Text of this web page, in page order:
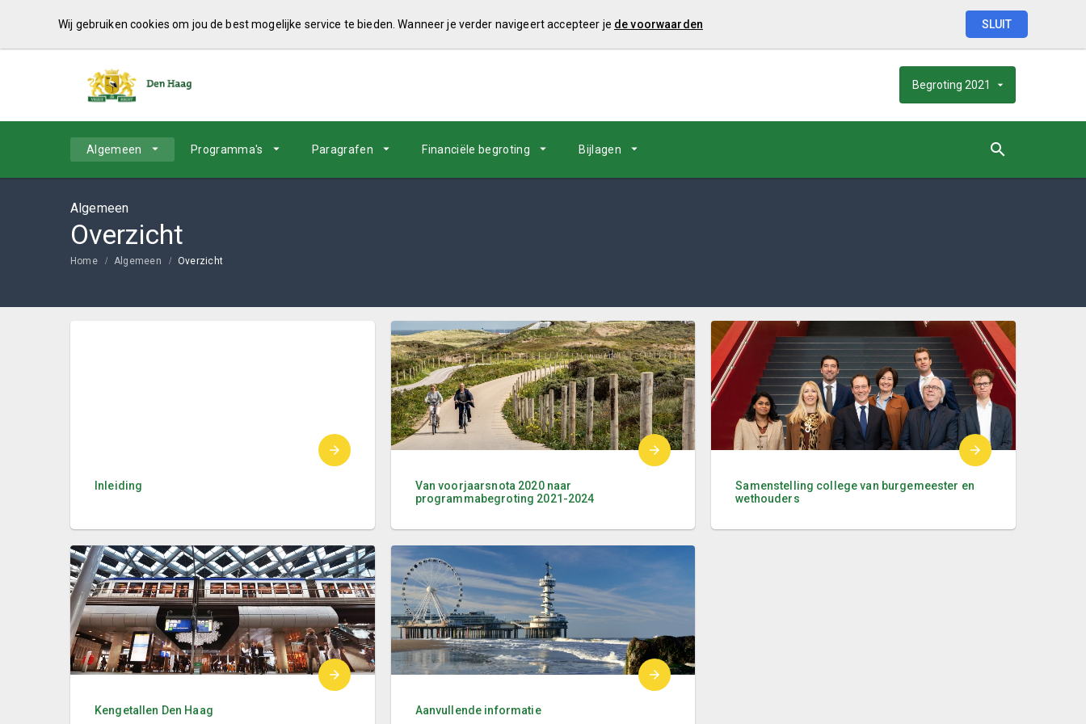
Begroting 2021
Algemeen Programma's Paragrafen Financiële begroting Bijlagen
Algemeen
Overzicht
Home Algemeen Overzicht
Inleiding
Van voorjaarsnota 2020 naar
programmabegroting 2021-2024
Samenstelling college van burgemeester en
wethouders
Kengetallen Den Haag Aanvullende informatie
Wij gebruiken cookies om jou de best mogelijke service te bieden. Wanneer je verder navigeert accepteer je de voorwaarden SLUIT